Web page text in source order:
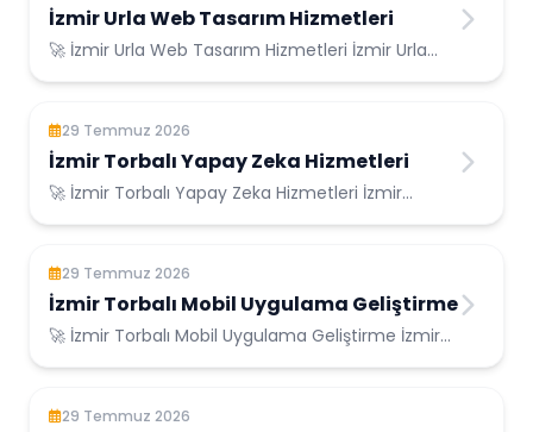
İzmir Urla Web Tasarım Hizmetleri
🚀 İzmir Urla Web Tasarım Hizmetleri İzmir Urla
29 Temmuz 2026
İzmir Torbalı Yapay Zeka Hizmetleri
🚀 İzmir Torbalı Yapay Zeka Hizmetleri İzmir
29 Temmuz 2026
İzmir Torbalı Mobil Uygulama Geliştirme
🚀 İzmir Torbalı Mobil Uygulama Geliştirme İzmir
29 Temmuz 2026